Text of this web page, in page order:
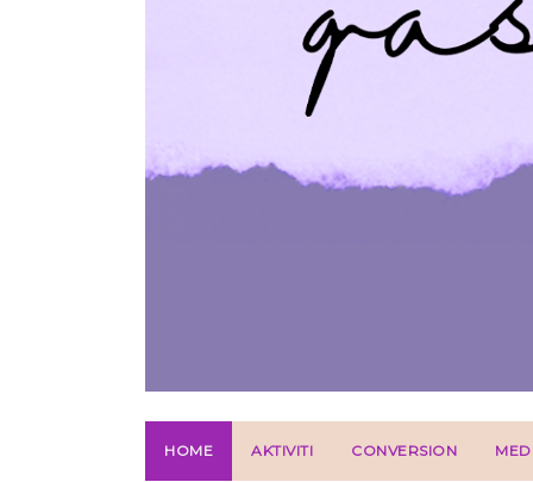
HOME AKTIVITI CONVERSION